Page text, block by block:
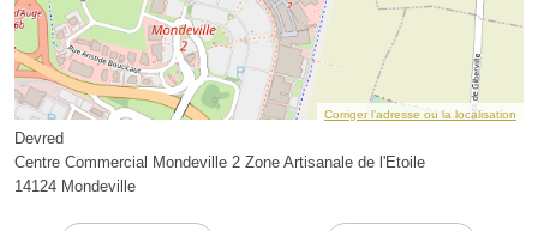
Corriger l’adresse ou la localisation
Devred
Centre Commercial Mondeville 2 Zone Artisanale de l'Etoile
14124 Mondeville